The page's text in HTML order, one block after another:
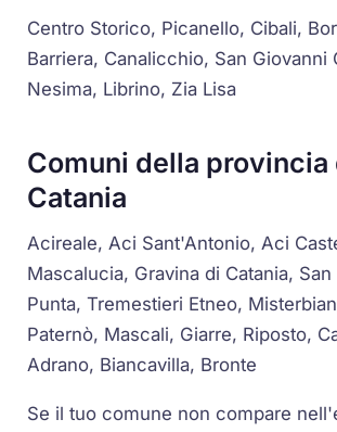
Centro Storico, Picanello, Cibali,
Barriera, Canalicchio, San Giovanni
Nesima, Librino, Zia Lisa
Comuni della provincia
Catania
Acireale, Aci Sant'Antonio, Aci
Mascalucia, Gravina di Catania,
Punta, Tremestieri Etneo,
Paternò, Mascali, Giarre, Riposto,
Adrano, Biancavilla, Bronte
Se il tuo comune non compare